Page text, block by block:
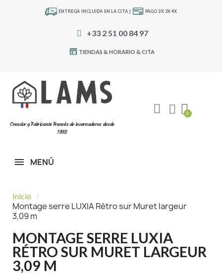
ENTREGA INCLUIDA EN LA CITA | PAGO 2X 3X 4X
+33 2 51 00 84 97
TIENDAS & HORARIO & CITA
Creador y Fabricante Francés de invernaderos desde
1993
MENÚ
Inicio
Montage serre LUXIA Rétro sur Muret largeur
3,09 m
MONTAGE SERRE LUXIA
RÉTRO SUR MURET LARGEUR
3,09 M